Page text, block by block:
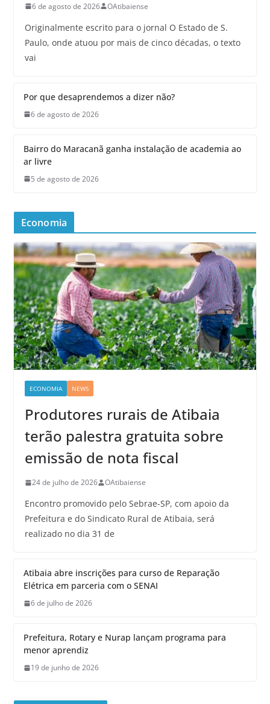
6 de agosto de 2026 OAtibaiense
Originalmente escrito para o jornal O Estado de S.
Paulo, onde atuou por mais de cinco décadas, o texto
vai
Por que desaprendemos a dizer não?
6 de agosto de 2026
Bairro do Maracanã ganha instalação de academia ao
ar livre
5 de agosto de 2026
Economia
ECONOMIA NEWS
Produtores rurais de Atibaia
terão palestra gratuita sobre
emissão de nota fiscal
24 de julho de 2026 OAtibaiense
Encontro promovido pelo Sebrae-SP, com apoio da
Prefeitura e do Sindicato Rural de Atibaia, será
realizado no dia 31 de
Atibaia abre inscrições para curso de Reparação
Elétrica em parceria com o SENAI
6 de julho de 2026
Prefeitura, Rotary e Nurap lançam programa para
menor aprendiz
19 de junho de 2026